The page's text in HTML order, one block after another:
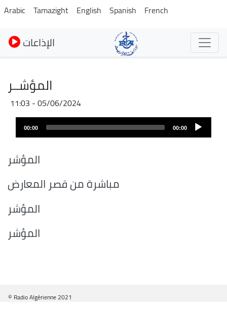
Pasar
al
contenido
principal
Arabic Tamazight English Spanish French
الإذاعات
المؤشــر
05/06/2024 - 11:03
Archivo
audio
00:00
00:00
المؤشر
مباشرة من قصر المعارض
المؤشر
المؤشر
© Radio Algérienne 2021